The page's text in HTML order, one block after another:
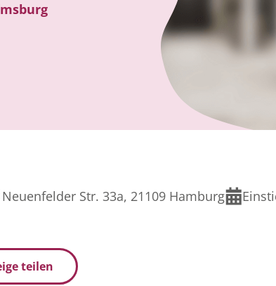
Neuenfelder Str. 33a, 21109 Hamburg
teilen